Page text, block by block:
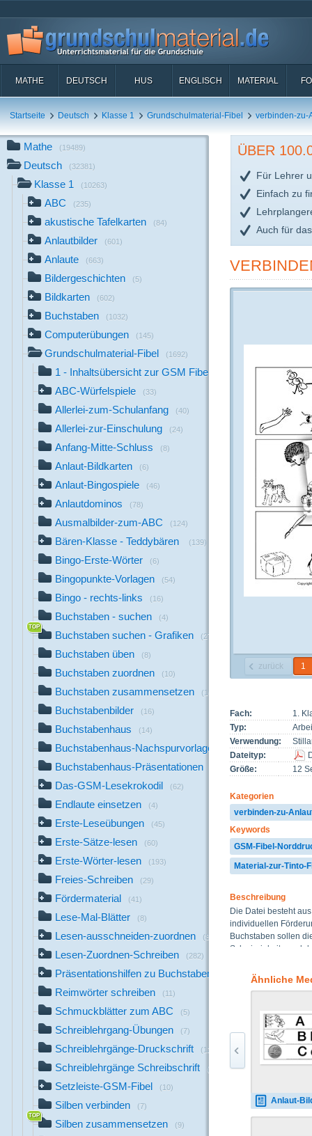
MATHE DEUTSCH HUS ENGLISCH MATERIAL
Startseite Deutsch Klasse 1 Grundschulmaterial-Fibel verbinden-zu-
Mathe (19489)
Deutsch (32381)
Klasse 1 (10263)
ABC (235)
akustische Tafelkarten (84)
Anlautbilder (601)
Anlaute (663)
Bildergeschichten (5)
Bildkarten (602)
Buchstaben (1032)
Computerübungen (145)
Grundschulmaterial-Fibel (1692)
1 - Inhaltsübersicht zur GSM Fibel
ABC-Würfelspiele (33)
Allerlei-zum-Schulanfang (40)
Allerlei-zur-Einschulung (24)
Anfang-Mitte-Schluss (8)
Anlaut-Bildkarten (6)
Anlaut-Bingospiele (46)
Anlautdominos (78)
Ausmalbilder-zum-ABC (124)
Bären-Klasse - Teddybären (139)
Bingo-Erste-Wörter (6)
Bingopunkte-Vorlagen (54)
Bingo - rechts-links (16)
Buchstaben - suchen (4)
Buchstaben suchen - Grafiken (27)
Buchstaben üben (8)
Buchstaben zuordnen (10)
Buchstaben zusammensetzen (10)
Buchstabenbilder (16)
Buchstabenhaus (14)
Buchstabenhaus-Nachspurvorlagen (3)
Buchstabenhaus-Präsentationen
Das-GSM-Lesekrokodil (62)
Endlaute einsetzen (4)
Erste-Leseübungen (45)
Erste-Sätze-lesen (60)
Erste-Wörter-lesen (193)
Freies-Schreiben (29)
Fördermaterial (41)
Lese-Mal-Blätter (8)
Lesen-ausschneiden-zuordnen (8)
Lesen-Zuordnen-Schreiben (282)
Präsentationshilfen zu Buchstaben
Reimwörter schreiben (11)
Schmuckblätter zum ABC (5)
Schreiblehrgang-Übungen (7)
Schreiblehrgänge-Druckschrift (12)
Schreiblehrgänge Schreibschrift (13)
Setzleiste-GSM-Fibel (10)
Silben verbinden (7)
Silben zusammensetzen (9)
ÜBER
Für Lehrer
Einfach zu
Auch für
zurück 1
Fach:
1.
Typ:
Verwendung:
Dateityp:
Größe:
12
Kategorien
verbinden-zu-
Keywords
GSM-Fibel-
Material-zur-Tinto-
Beschreibung
Die Datei besteht
individuellen
Buchstaben sollen
Schwierigkeitsgrad
U, R, N, S, E, D, K,
Ähnliche
Anlaut-Bildkarten-ND-